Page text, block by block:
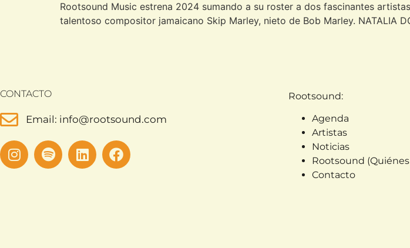
Rootsound Music estrena 2024 sumando a su roster a dos fascinantes
talentoso compositor jamaicano Skip Marley, nieto de Bob Marley. NATALIA
CONTACTO
Email: info@rootsound.com
Rootsound:
Agenda
Artistas
Noticias
Rootsound
Contacto